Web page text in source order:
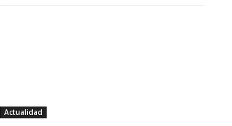
Actualidad